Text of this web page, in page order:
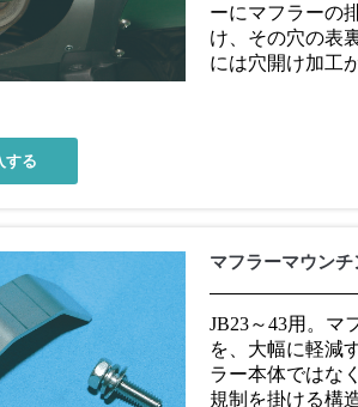
ーにマフラーの
け、その穴の表
には穴開け加工
マフラーマウン
JB23～43用。マ
を、大幅に軽減
ラー本体ではな
規制を掛ける構